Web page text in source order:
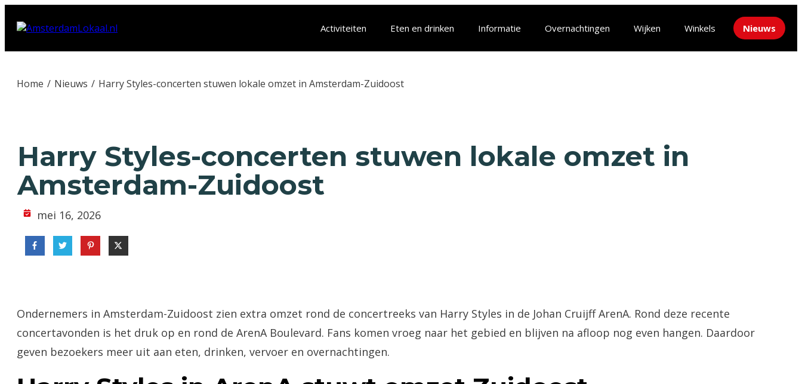
Activiteiten Eten en drinken Informatie Overnachtingen Wijken Winkels Nieuws
Home / Nieuws / Harry Styles-concerten stuwen lokale omzet in Amsterdam-Zuidoost
Harry Styles-concerten stuwen lokale omzet in
Amsterdam-Zuidoost
mei 16, 2026
Ondernemers in Amsterdam-Zuidoost zien extra omzet rond de concertreeks van Harry Styles in de Johan Cruijff ArenA. Rond deze recente
concertavonden is het druk op en rond de ArenA Boulevard. Fans komen vroeg naar het gebied en blijven na afloop nog even hangen. Daardoor
geven bezoekers meer uit aan eten, drinken, vervoer en overnachtingen.